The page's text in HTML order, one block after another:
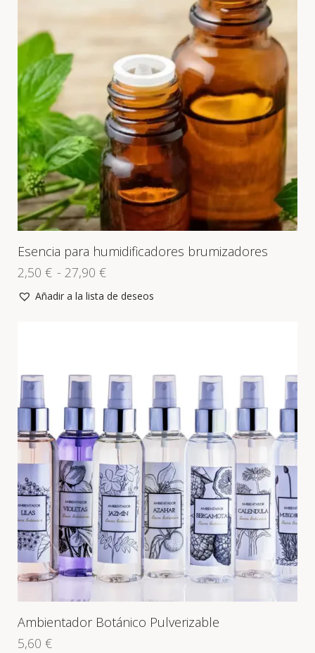
Esencia para humidificadores brumizadores
2,50 € - 27,90 €
Añadir a la lista de deseos
Ambientador Botánico Pulverizable
5,60 €